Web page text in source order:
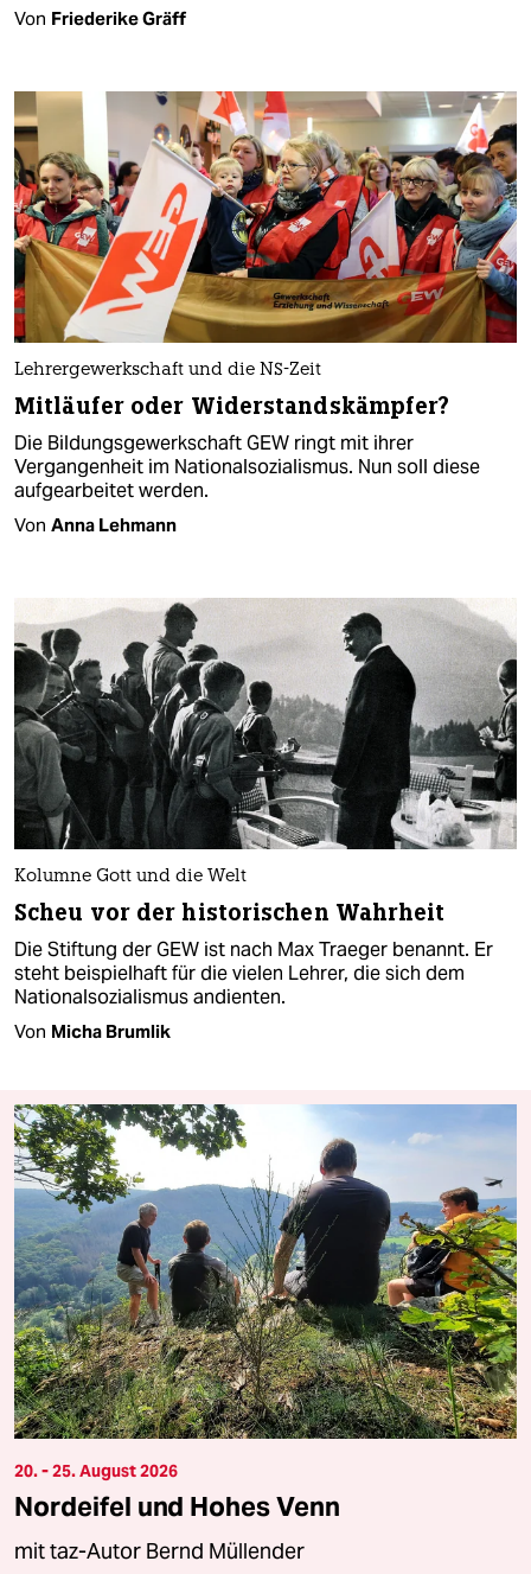
Von Friederike Gräff
Lehrergewerkschaft und die NS-Zeit
Mitläufer oder Widerstandskämpfer?
Die Bildungsgewerkschaft GEW ringt mit ihrer
Vergangenheit im Nationalsozialismus. Nun soll diese
aufgearbeitet werden.
Von Anna Lehmann
Kolumne Gott und die Welt
Scheu vor der historischen Wahrheit
Die Stiftung der GEW ist nach Max Traeger benannt. Er
steht beispielhaft für die vielen Lehrer, die sich dem
Nationalsozialismus andienten.
Von Micha Brumlik
20. - 25. August 2026
Nordeifel und Hohes Venn
mit taz-Autor Bernd Müllender